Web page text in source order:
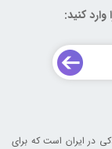
کنید:
در ایران است که برای